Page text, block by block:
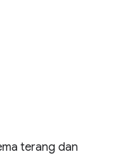
terang dan